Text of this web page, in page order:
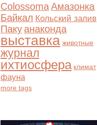
ColossomaАмазонка
Байкал Кольский залив
Паку анаконда
выставка животные
журнал
ихтиосфера климат
фауна
more tags